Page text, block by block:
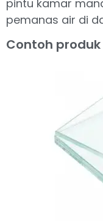
pintu kamar
pemanas air di
Contoh